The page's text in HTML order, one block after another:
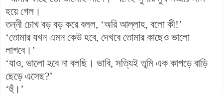
হয়ে গেল।
তন্নী চোখ বড় বড় করে বলল, ‘অরিআল্লাহ, বলো কী!’
‘তোমার যখন এমন কেউ হবে, দেখবে তোমার কাছেও ভালো
লাগবে।’
‘যাও, ভালো হবে না বলছি। ভাবি, সত্যিই তুমি এক কাপড়ে বাড়ি
ছেড়ে এসেছ?’
‘হুঁ।’